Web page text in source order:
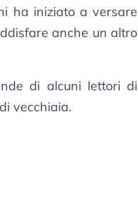
ha iniziato a versare
anche un altro
di alcuni lettori di
vecchiaia.